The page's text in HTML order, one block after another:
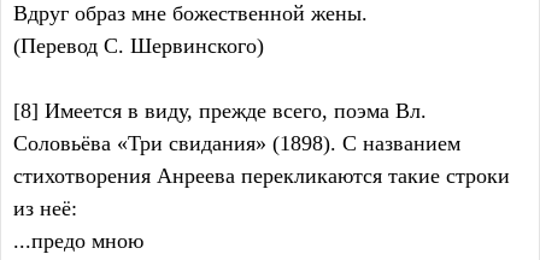
Вдруг образ мне божественной жены.
(Перевод С. Шервинского)
[8] Имеется в виду, прежде всего, поэма Вл.
Соловьёва «Три свидания» (1898). С названием
стихотворения Анреева перекликаются такие строки
из неё:
...предо мною